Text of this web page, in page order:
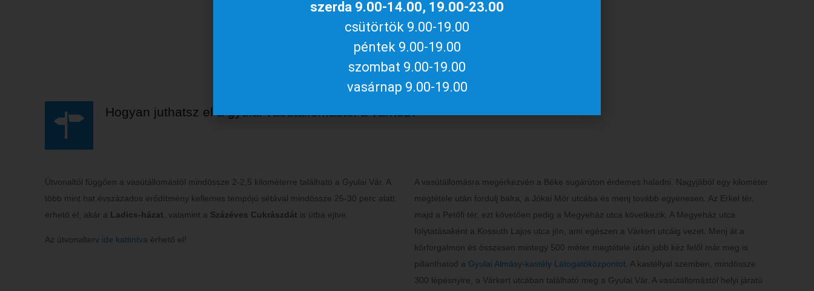
MÚZEUMPEDAGÓGIAI AJÁNLATAINK
Tegyétek teljesebbé látogatásotokat különleges élményeket adó programjainkkal!
Hogyan juthatsz el a gyulai vasútállomástól a várhoz?
Útvonaltól függően a vasútállomástól mindössze 2-2,5 kilométerre található a Gyulai Vár. A
több mint hat évszázados erődítmény kellemes tempójú sétával mindössze 25-30 perc alatt
érhető el, akár a Ladics-házat , valamint a Százéves Cukrászdát is útba ejtve.
Az útvonalterv ide kattintva érhető el!
A vasútállomásra megérkezvén a Béke sugárúton érdemes haladni. Nagyjából egy kilométer
megtétele után fordulj balra, a Jókai Mór utcába és menj tovább egyenesen. Az Erkel tér,
majd a Petőfi tér, ezt követően pedig a Megyeház utca következik. A Megyeház utca
folytatásaként a Kossuth Lajos utca jön, ami egészen a Várkert utcáig vezet. Menj át a
körforgalmon és összesen mintegy 500 méter megtétele után jobb kéz felől már meg is
pillanthatod a Gyulai Almásy-kastély Látogatóközpontot . A kastéllyal szemben, mindössze
300 lépésnyire, a Várkert utcában található meg a Gyulai Vár. A vasútállomástól helyi járatú
szerda 9.00-14.00, 19.00-23.00
csütörtök 9.00-19.00
péntek 9.00-19.00
szombat 9.00-19.00
vasárnap 9.00-19.00